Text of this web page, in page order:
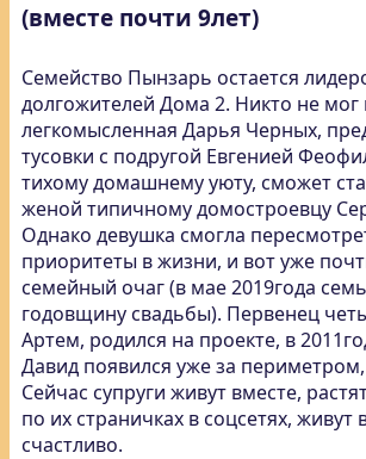
(вместе почти 9лет)
Семейство Пынзарь остается
долгожителей Дома 2. Никто не мог
легкомысленная Дарья Черных,
тусовки с подругой Евгенией
тихому домашнему уюту, сможет
женой типичному домостроевцу
Однако девушка смогла
приоритеты в жизни, и вот уже
семейный очаг (в мае 2019года
годовщину свадьбы). Первенец
Артем, родился на проекте, в
Давид появился уже за периметром,
Сейчас супруги живут вместе,
по их страничках в соцсетях, живут
счастливо.